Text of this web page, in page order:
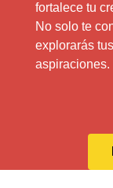
fortalece tu
No solo te
explorarás
aspiraciones.